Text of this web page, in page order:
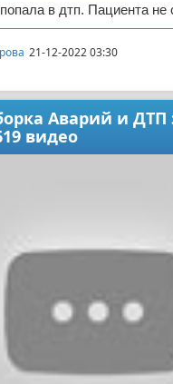
в дтп. Пациента не
21-12-2022 03:30
Аварий и ДТП
видео